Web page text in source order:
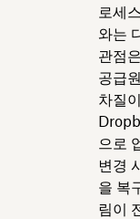
로세
와는
관점
공급
차질
으로
변경
을 복
림이